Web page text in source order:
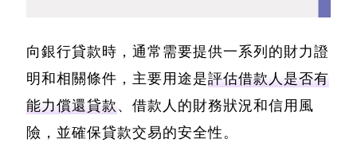
向銀行貸款時，通常需要提供一系列的財力證
明和相關條件，主要用途是評估借款人是否有
能力償還貸款、借款人的財務狀況和信用風
險，並確保貸款交易的安全性。